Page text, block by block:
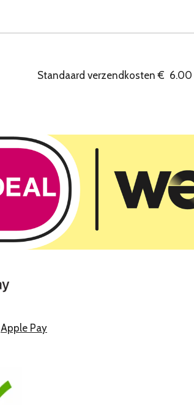
Standaard verzendkosten€ 6.00
Apple Pay